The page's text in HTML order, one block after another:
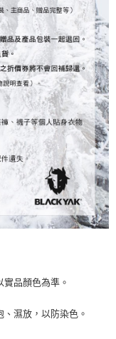
品顏色為準。
濕放，以防染色。